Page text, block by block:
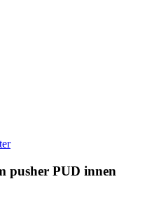
pusher PUD innen